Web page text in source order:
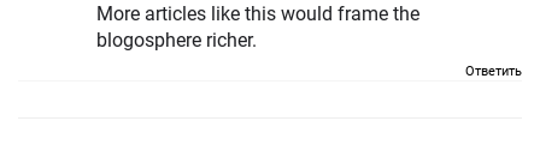
More articles like this would frame the
blogosphere richer.
Ответить